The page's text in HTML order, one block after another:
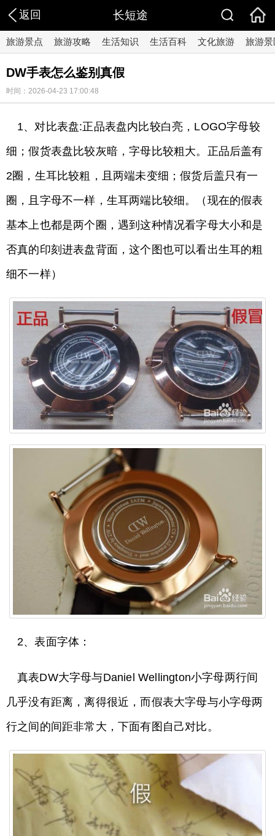
返回 长短途
旅游景点 旅游攻略 生活知识 生活百科 文化旅游 旅游景
DW手表怎么鉴别真假
时间：2026-04-23 17:00:48
1、对比表盘:正品表盘内比较白亮，LOGO字母较
细；假货表盘比较灰暗，字母比较粗大。正品后盖有
2圈，生耳比较粗，且两端未变细；假货后盖只有一
圈，且字母不一样，生耳两端比较细。（现在的假表
基本上也都是两个圈，遇到这种情况看字母大小和是
否真的印刻进表盘背面，这个图也可以看出生耳的粗
细不一样）
2、表面字体：
真表DW大字母与Daniel Wellington小字母两行间
几乎没有距离，离得很近，而假表大字母与小字母两
行之间的间距非常大，下面有图自己对比。